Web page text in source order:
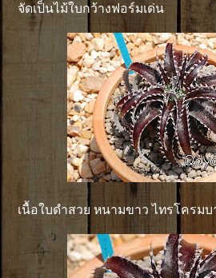
จัดเป็นไม้ใบกว้างฟอร์มเด่น
เนื้อใบดำสวย หนามขาว ไทรโครมบ